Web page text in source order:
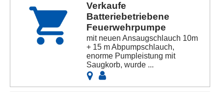
Verkaufe
Batteriebetriebene
Feuerwehrpumpe
mit neuen Ansaugschlauch 10m
+ 15 m Abpumpschlauch,
enorme Pumpleistung mit
Saugkorb, wurde ...